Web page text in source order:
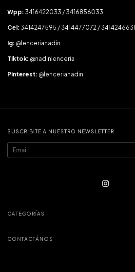
Wpp: 3416422033 / 3416856033
Cel: 3414247595 / 3414477072 / 3414246631
Ig: @lencerianadin
Tiktok: @nadinlenceria
Pinterest: @lencerianadin
SUSCRIBITE A NUESTRO NEWSLETTER
CATEGORÍAS
CONTACTÁNOS